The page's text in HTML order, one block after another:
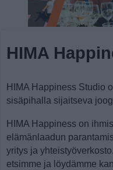
HIMA
HIMA Happiness Studio
sisäpihalla sijaitseva
HIMA Happiness on
elämänlaadun
yritys ja
etsimme ja löydämme